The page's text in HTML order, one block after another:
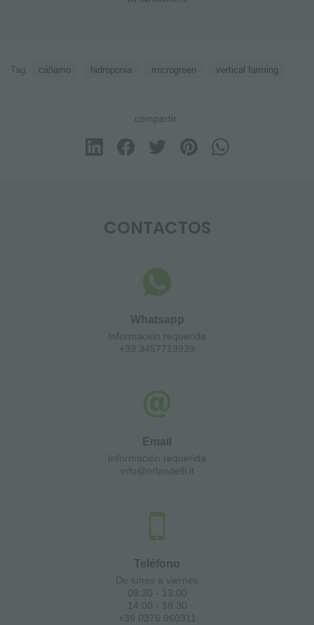
Tag: cáñamo hidroponia microgreen vertical farming
compartir
CONTACTOS
Whatsapp
Información requerida
+39 3457719939
Email
Información requerida
info@orlandelli.it
Teléfono
De lunes a viernes
08:30 - 13:00
14:00 - 18:30
+39 0376 960311